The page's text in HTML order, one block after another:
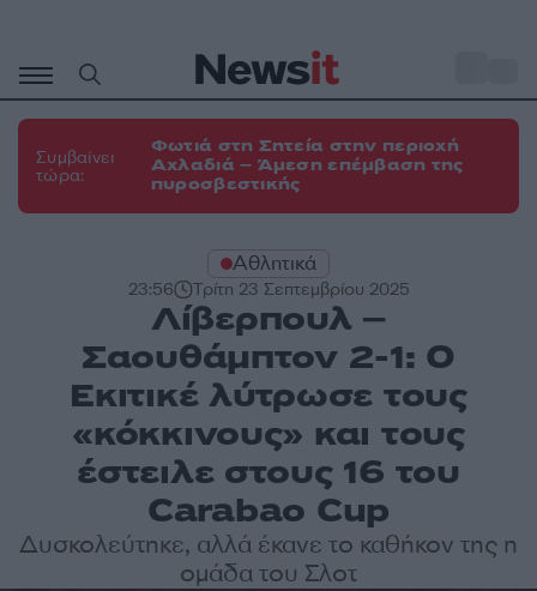
περιεχόμενο
Συμβαίνει
τώρα:
Φωτιά στη Σητεία στην περιοχή
Αχλαδιά – Άμεση επέμβαση της
πυροσβεστικής
Αθλητικά
23:56 Τρίτη 23 Σεπτεμβρίου 2025
Λίβερπουλ –
Σαουθάμπτον 2-1: Ο
Εκιτικέ λύτρωσε τους
«κόκκινους» και τους
έστειλε στους 16 του
Carabao Cup
Δυσκολεύτηκε, αλλά έκανε το καθήκον της η
ομάδα του Σλοτ